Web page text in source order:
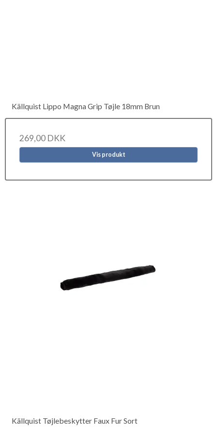
Källquist Lippo Magna Grip Tøjle 18mm Brun
269,00 DKK
Vis produkt
Källquist Tøjlebeskytter Faux Fur Sort